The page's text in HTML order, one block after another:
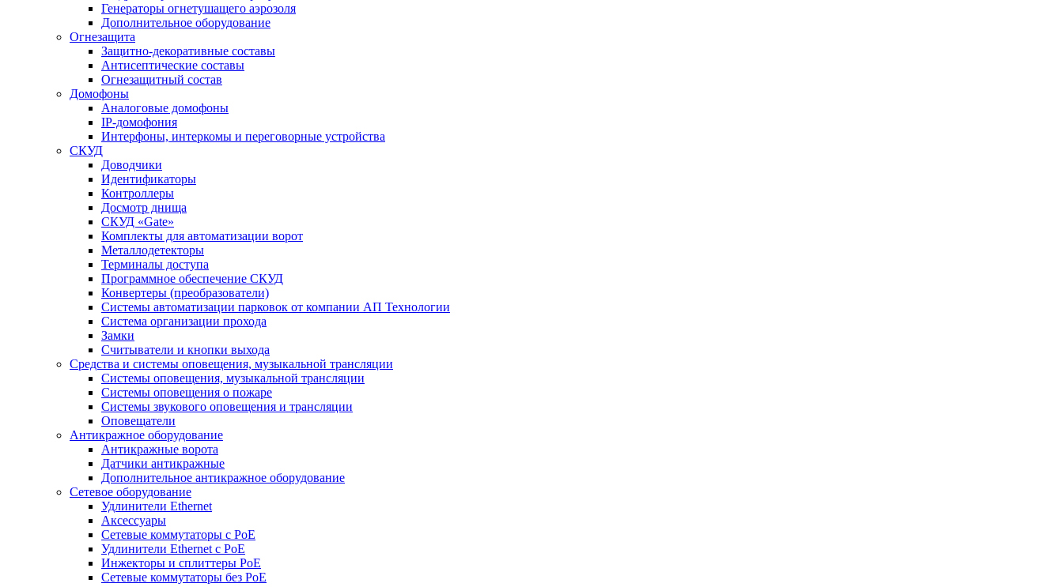
Генераторы огнетушащего аэрозоля
Дополнительное оборудование
Огнезащита
Защитно-декоративные составы
Антисептические составы
Огнезащитный состав
Домофоны
Аналоговые домофоны
IP-домофония
Интерфоны, интеркомы и переговорные устройства
СКУД
Доводчики
Идентификаторы
Контроллеры
Досмотр днища
СКУД «Gate»
Комплекты для автоматизации ворот
Металлодетекторы
Терминалы доступа
Программное обеспечение СКУД
Конвертеры (преобразователи)
Системы автоматизации парковок от компании АП Технологии
Система организации прохода
Замки
Считыватели и кнопки выхода
Средства и системы оповещения, музыкальной трансляции
Системы оповещения, музыкальной трансляции
Системы оповещения о пожаре
Системы звукового оповещения и трансляции
Оповещатели
Антикражное оборудование
Антикражные ворота
Датчики антикражные
Дополнительное антикражное оборудование
Сетевое оборудование
Удлинители Ethernet
Аксессуары
Сетевые коммутаторы с РоЕ
Удлинители Ethernet с PoE
Инжекторы и сплиттеры РоЕ
Сетевые коммутаторы без РоЕ